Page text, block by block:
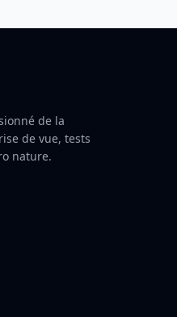
de la
de vue, tests
nature.